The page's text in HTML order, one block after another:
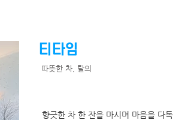
​티타임
따뜻한 차, 탈의
향긋한 차 한 잔을 마시며 마음을 다